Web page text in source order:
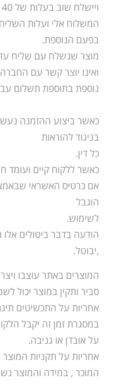
המשלוח אלי ועלות
בפעם הנוספת.
מוצר שנשלח עם שליח עד
ואינו יוצר קשר עם
נוספת בתוספת תשלום עבור
כאשר ביצוע ההזמנה
בניגוד להוראות
כל דין.
כאשר ללקוח קיים
אם כרטיס האשראי
הוגבל
לשימוש.
הודעה בדבר ביטולים
,יבוטל.
המוצרים באתר עוצבו
סביר ותקין במוצר יכול
במסגרת זמן זה יקבל
על אובדן או גניבה.
אחריות על תקניות
המוכר , במידה והמוצר